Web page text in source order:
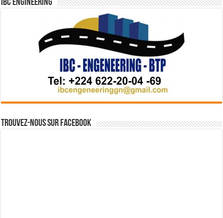
IBC Engineering
Trouvez-nous sur Facebook